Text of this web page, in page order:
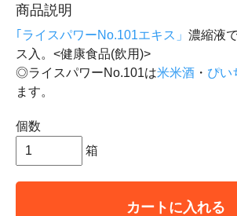
商品説明
｢ライスパワーNo.101エキス」 濃縮液
ス入。<健康食品(飲用)>
◎ライスパワーNo.101は米米酒 ・ ぴい
ます。
個数
箱
カートに入れる